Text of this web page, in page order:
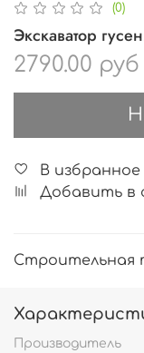
(0)
Экскаватор
2790.00 руб
В избранное
Добавить в
Строительная
Производитель